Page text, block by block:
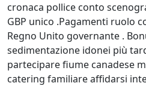
cronaca pollice conto
GBP unico .Pagamenti ruolo
Regno Unito governante .
sedimentazione idonei più
partecipare fiume canadese
catering familiare affidarsi